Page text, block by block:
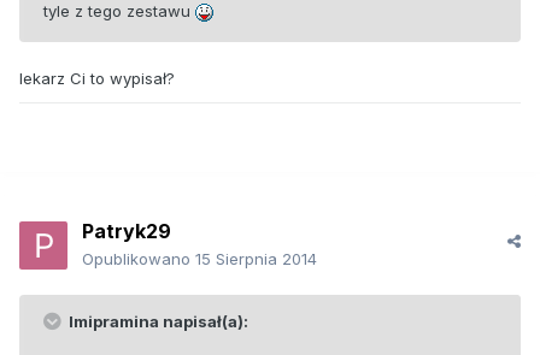
tyle z tego zestawu
lekarz Ci to wypisał?
Patryk29
Opublikowano 15 Sierpnia 2014
Imipramina napisał(a):